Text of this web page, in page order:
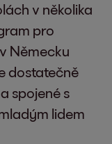
v několika
pro
Německu
dostatečně
spojené s
lidem